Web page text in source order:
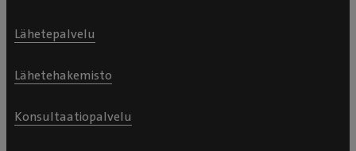
Lähetepalvelu
Lähetehakemisto
Konsultaatiopalvelu